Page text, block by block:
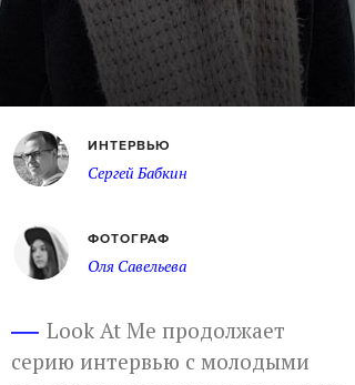
ИНТЕРВЬЮ
Сергей Бабкин
ФОТОГРАФ
Оля Савельева
Look At Me продолжает
серию интервью с молодыми